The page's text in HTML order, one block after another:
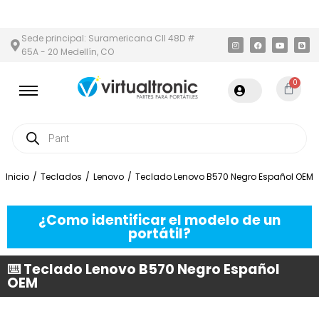
Sede principal: Suramericana Cll 48D #
65A - 20 Medellín, CO
0
Inicio / Teclados / Lenovo / Teclado Lenovo B570 Negro Español OEM
¿Como identificar el modelo de un
portátil?
⌨️ Teclado Lenovo B570 Negro Español
OEM